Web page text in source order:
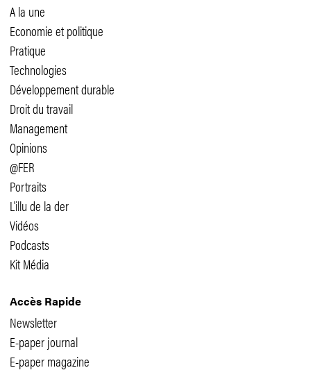
A la une
Economie et politique
Pratique
Technologies
Développement durable
Droit du travail
Management
Opinions
@FER
Portraits
L'illu de la der
Vidéos
Podcasts
Kit Média
Accès Rapide
Newsletter
E-paper journal
E-paper magazine